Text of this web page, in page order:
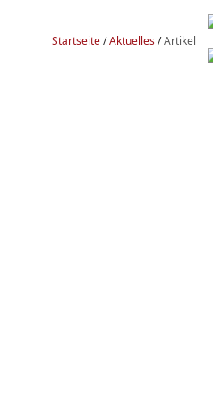
Startseite/Aktuelles/Artikel